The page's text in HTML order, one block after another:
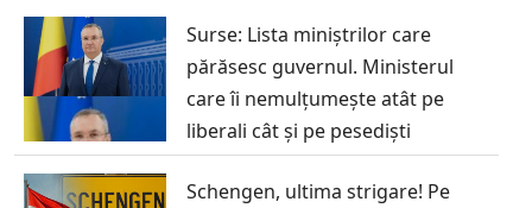
Surse: Lista miniștrilor care
părăsesc guvernul. Ministerul
care îi nemulțumește atât pe
liberali cât și pe pesediști
Schengen, ultima strigare! Pe